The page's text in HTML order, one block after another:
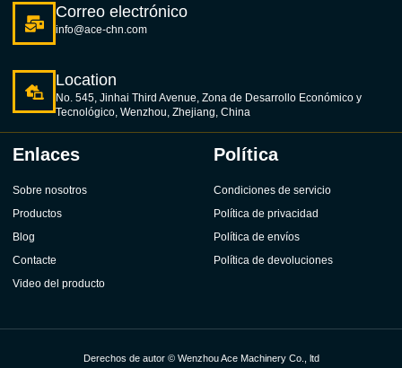
Correo electrónico
info@ace-chn.com
Location
No. 545, Jinhai Third Avenue, Zona de Desarrollo Económico y
Tecnológico, Wenzhou, Zhejiang, China
Enlaces
Sobre nosotros
Productos
Blog
Contacte
Video del producto
Política
Condiciones de servicio
Política de privacidad
Política de envíos
Política de devoluciones
Derechos de autor © Wenzhou Ace Machinery Co., ltd